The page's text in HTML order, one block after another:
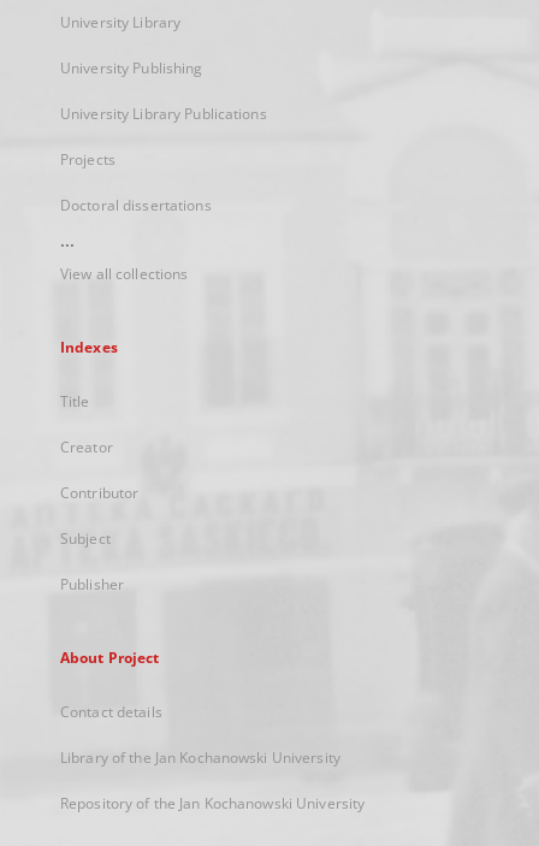
University Library
University Publishing
University Library Publications
Projects
Doctoral dissertations
...
View all collections
Indexes
Title
Creator
Contributor
Subject
Publisher
About Project
Contact details
Library of the Jan Kochanowski University
Repository of the Jan Kochanowski University